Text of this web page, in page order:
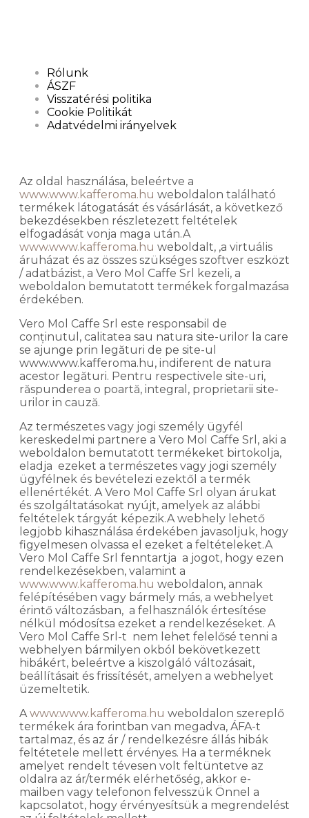
Rólunk
ÁSZF
Visszatérési politika
Cookie Politikát
Adatvédelmi irányelvek
Az oldal használása, beleértve a
www.www.kafferoma.hu weboldalon található
termékek látogatását és vásárlását, a következő
bekezdésekben részletezett feltételek
elfogadását vonja maga után.A
www.www.kafferoma.hu weboldalt, ,a virtuális
áruházat és az összes szükséges szoftver eszközt
/ adatbázist, a Vero Mol Caffe Srl kezeli, a
weboldalon bemutatott termékek forgalmazása
érdekében.
Vero Mol Caffe Srl este responsabil de
conținutul, calitatea sau natura site-urilor la care
se ajunge prin legături de pe site-ul
www.www.kafferoma.hu, indiferent de natura
acestor legături. Pentru respectivele site-uri,
răspunderea o poartă, integral, proprietarii site-
urilor in cauză.
Az természetes vagy jogi személy ügyfél
kereskedelmi partnere a Vero Mol Caffe Srl, aki a
weboldalon bemutatott termékeket birtokolja,
eladja ezeket a természetes vagy jogi személy
ügyfélnek és bevételezi ezektől a termék
ellenértékét. A Vero Mol Caffe Srl olyan árukat
és szolgáltatásokat nyújt, amelyek az alábbi
feltételek tárgyát képezik.A webhely lehető
legjobb kihasználása érdekében javasoljuk, hogy
figyelmesen olvassa el ezeket a feltételeket.A
Vero Mol Caffe Srl fenntartja a jogot, hogy ezen
rendelkezésekben, valamint a
www.www.kafferoma.hu weboldalon, annak
felépítésében vagy bármely más, a webhelyet
érintő változásban, a felhasználók értesítése
nélkül módosítsa ezeket a rendelkezéseket. A
Vero Mol Caffe Srl-t nem lehet felelősé tenni a
webhelyen bármilyen okból bekövetkezett
hibákért, beleértve a kiszolgáló változásait,
beállításait és frissítését, amelyen a webhelyet
üzemeltetik.
A www.www.kafferoma.hu weboldalon szereplő
termékek ára forintban van megadva, ÁFA-t
tartalmaz, és az ár / rendelkezésre állás hibák
feltétetele mellett érvényes. Ha a terméknek
amelyet rendelt tévesen volt feltüntetve az
oldalra az ár/termék elérhetőség, akkor e-
mailben vagy telefonon felvesszük Önnel a
kapcsolatot, hogy érvényesítsük a megrendelést